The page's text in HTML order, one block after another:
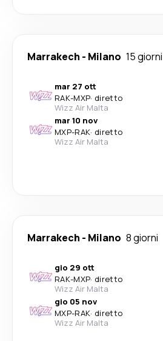
Marrakech - Milano 15 giorni
mar 27 ott
RAK-MXP· diretto
Wizz Air Malta
mar 10 nov
MXP-RAK· diretto
Wizz Air Malta
Marrakech - Milano 8 giorni
gio 29 ott
RAK-MXP· diretto
Wizz Air Malta
gio 05 nov
MXP-RAK· diretto
Wizz Air Malta